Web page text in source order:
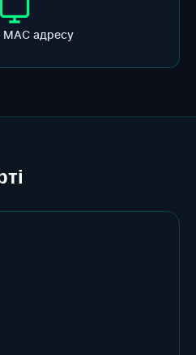
МАС адресу